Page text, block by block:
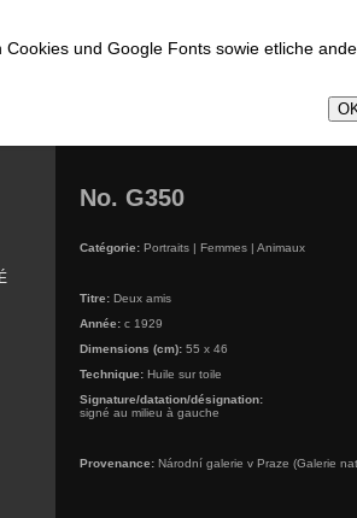
Cookies und Google Fonts sowie etliche
No. G350
Catégorie: Portraits | Femmes | Animaux
Titre: Deux amis
Année: c 1929
Dimensions (cm): 55 x 46
Technique: Huile sur toile
Signature/datation/désignation:
signé au milieu à gauche
Provenance: Národní galerie v Praze (Galerie